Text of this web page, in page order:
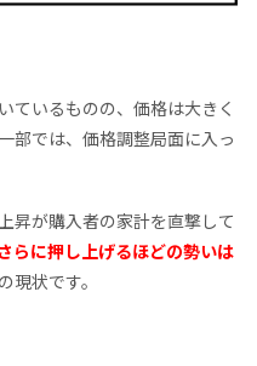
ているものの、価格は大きく
部では、価格調整局面に入っ
昇が購入者の家計を直撃して
らに押し上げるほどの勢いは
現状です。